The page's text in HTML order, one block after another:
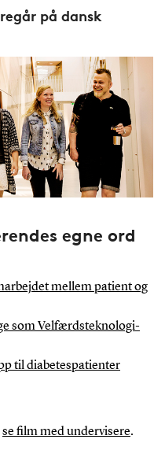
på dansk
egne ord
mellem patient og
som Velfærdsteknologi-
til diabetespatienter
se film med undervisere.